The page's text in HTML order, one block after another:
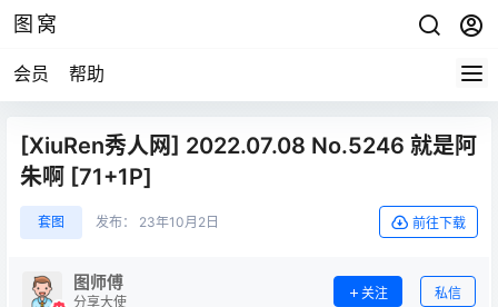
图窝
会员 帮助
[XiuRen秀人网] 2022.07.08 No.5246 就是阿
朱啊 [71+1P]
套图 发布： 23年10月2日 前往下载
图师傅
分享大使
关注 私信